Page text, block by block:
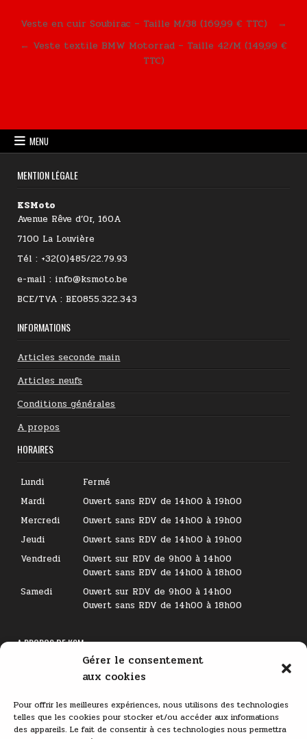
Gérer le consentement
aux cookies
Pour offrir les meilleures expériences, nous utilisons des technologies
telles que les cookies pour stocker et/ou accéder aux informations
des appareils. Le fait de consentir à ces technologies nous permettra
Navigation de l’article
Veste en cuir Soubirac – Taille M/38 (169,99 € TTC) →
← Veste textile BMW Motorrad – Taille 42/M (149,99 €
TTC)
MENU
MENTION LÉGALE
KSMoto
Avenue Rêve d’Or, 160A
7100 La Louvière
Tél : +32(0)485/22.79.93
e-mail : info@ksmoto.be
BCE/TVA : BE0855.322.343
INFORMATIONS
Articles seconde main
Articles neufs
Conditions générales
A propos
HORAIRES
Lundi
Fermé
Mardi
Ouvert sans RDV de 14h00 à 19h00
Mercredi
Ouvert sans RDV de 14h00 à 19h00
Jeudi
Ouvert sans RDV de 14h00 à 19h00
Vendredi
Ouvert sur RDV de 9h00 à 14h00
Ouvert sans RDV de 14h00 à 18h00
Samedi
Ouvert sur RDV de 9h00 à 14h00
Ouvert sans RDV de 14h00 à 18h00
A PROPOS DE KSM